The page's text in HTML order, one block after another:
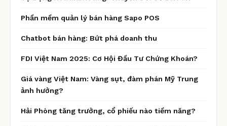
Phần mềm quản lý bán hàng Sapo POS
Chatbot bán hàng: Bứt phá doanh thu
FDI Việt Nam 2025: Cơ Hội Đầu Tư Chứng Khoán?
Giá vàng Việt Nam: Vàng sụt, đàm phán Mỹ Trung
ảnh hưởng?
Hải Phòng tăng trưởng, cổ phiếu nào tiềm năng?